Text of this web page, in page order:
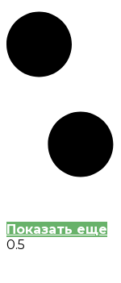
Показать еще